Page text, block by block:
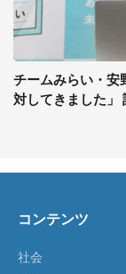
チームみらい・安
対してきました」
コンテンツ
社会